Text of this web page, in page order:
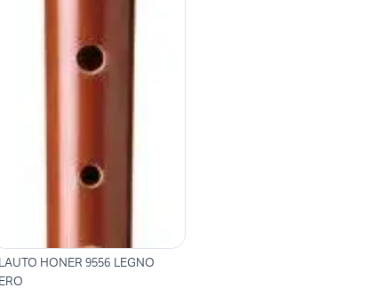
HONER 9556 LEGNO